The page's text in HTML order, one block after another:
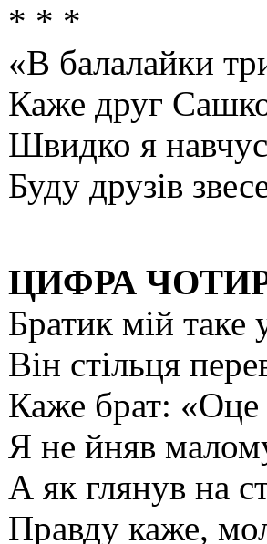
* * *
«В балалайки
Каже друг
Швидко я
Буду друзів
ЦИФРА
Братик мій таке
Він стільця
Каже брат:
Я не йняв
А як глянув на
Правду каже,